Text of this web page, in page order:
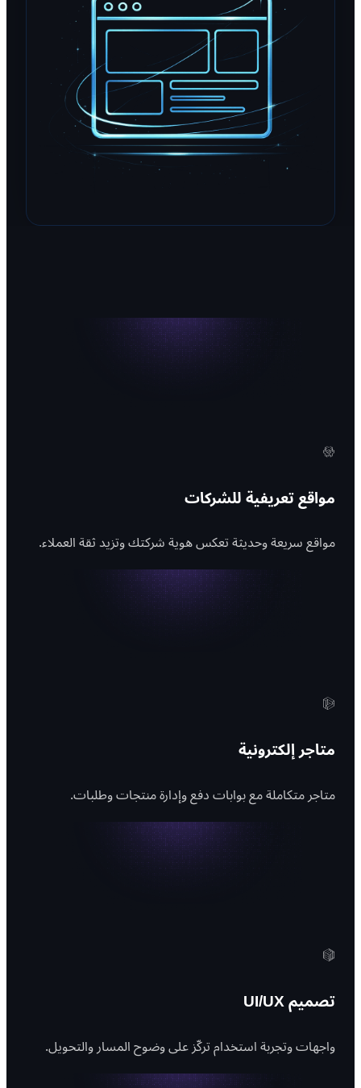
مواقع تعريفية للشركات
مواقع سريعة وحديثة تعكس هوية شركتك وتزيد ثقة العملاء.
متاجر إلكترونية
متاجر متكاملة مع بوابات دفع وإدارة منتجات وطلبات.
تصميم UI/UX
واجهات وتجربة استخدام تركّز على وضوح المسار والتحويل.